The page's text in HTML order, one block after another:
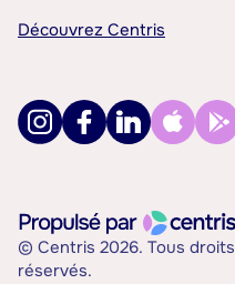
Découvrez Centris
© Centris 2026. Tous droits
réservés.